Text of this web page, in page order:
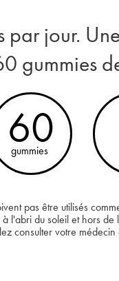
par jour.
gummies
60
gummies
pas être utilisés
l'abri du soleil et hors
consulter votre